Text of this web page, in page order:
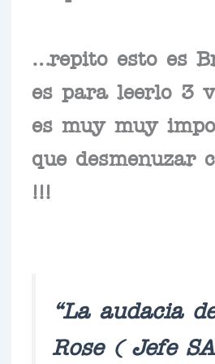
…repito esto es
es para leerlo 3
es muy muy
que desmenuzar
“La audacia
Rose ( Jefe